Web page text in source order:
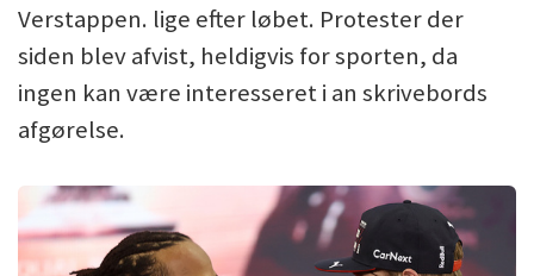
Verstappen. lige efter løbet. Protester der
siden blev afvist, heldigvis for sporten, da
ingen kan være interesseret i an skrivebords
afgørelse.